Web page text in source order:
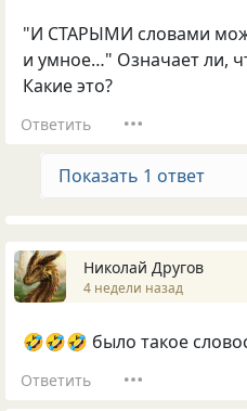
"И СТАРЫМИ словами
и умное…" Означает ли,
Какие это?
Ответить
Показать 1 ответ
Николай Другов
4 недели назад
🤣🤣🤣 было такое
Ответить